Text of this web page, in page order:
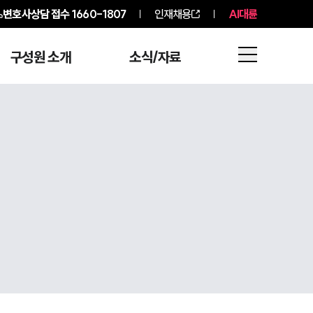
변호사상담 접수1660-1807 인재채용 AI대륜
구성원 소개 소식/자료